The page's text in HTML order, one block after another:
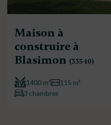
Maison à
construire à
Blasimon (33540)
1400 m²
115 m²
3 chambres